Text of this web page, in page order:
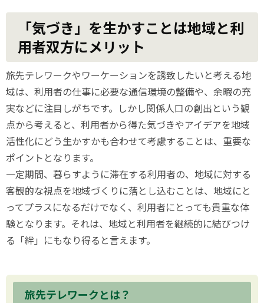
「気づき」を生かすことは地域と利
用者双方にメリット
旅先テレワークやワーケーションを誘致したいと考える地
域は、利用者の仕事に必要な通信環境の整備や、余暇の充
実などに注目しがちです。しかし関係人口の創出という観
点から考えると、利用者から得た気づきやアイデアを地域
活性化にどう生かすかも合わせて考慮することは、重要な
ポイントとなります。
一定期間、暮らすように滞在する利用者の、地域に対する
客観的な視点を地域づくりに落とし込むことは、地域にと
ってプラスになるだけでなく、利用者にとっても貴重な体
験となります。それは、地域と利用者を継続的に結びつけ
る「絆」にもなり得ると言えます。
旅先テレワークとは？